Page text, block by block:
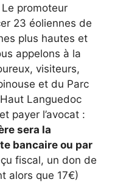
promoteur
23 éoliennes de
plus hautes et
appelons à la
visiteurs,
et du Parc
Languedoc
payer l’avocat :
sera la
bancaire ou par
fiscal, un don de
alors que 17€)